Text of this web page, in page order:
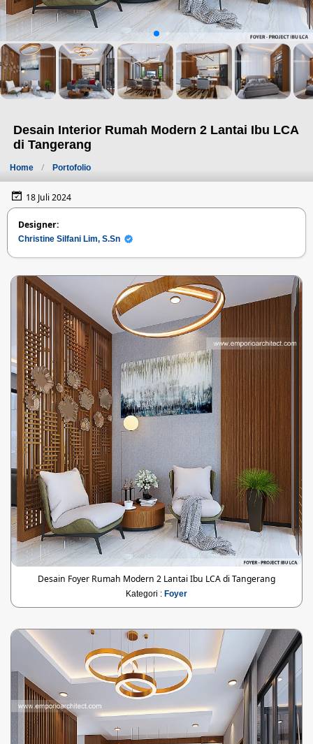
Desain Interior Rumah Modern 2 Lantai Ibu LCA
di Tangerang
Home Portofolio
18 Juli 2024
Designer:
Christine Silfani Lim, S.Sn
Desain Foyer Rumah Modern 2 Lantai Ibu LCA di Tangerang
Kategori : Foyer